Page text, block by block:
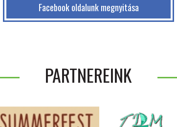
Facebook oldalunk megnyitása
PARTNEREINK